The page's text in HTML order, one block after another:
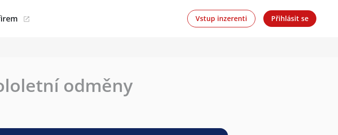
Vstup inzerenti Přihlásit se
odměny